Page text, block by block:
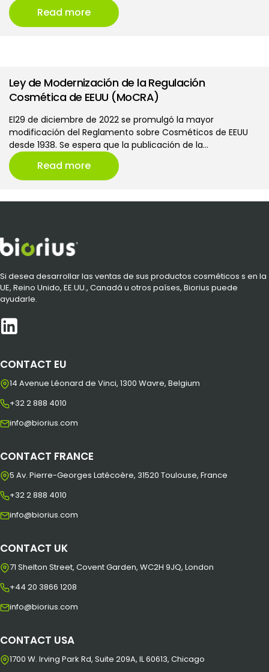
Read more
Ley de Modernización de la Regulación
Cosmética de EEUU (MoCRA)
El29 de diciembre de 2022 se promulgó la mayor
modificación del Reglamento sobre Cosméticos de EEUU
desde 1938. Se espera que la publicación de la…
Read more
Si desea desarrollar las ventas de sus productos cosméticos s en la
UE, Reino Unido, EE.UU., Canadá u otros países, Biorius puede
ayudarle.
CONTACT EU
14 Avenue Léonard de Vinci, 1300 Wavre, Belgium
+32 2 888 4010
info@biorius.com
CONTACT FRANCE
5 Av. Pierre-Georges Latécoère, 31520 Toulouse, France
+32 2 888 4010
info@biorius.com
CONTACT UK
71 Shelton Street, Covent Garden, WC2H 9JQ, London
+44 20 3866 1208
info@biorius.com
CONTACT USA
1700 W. Irving Park Rd, Suite 209A, IL 60613, Chicago